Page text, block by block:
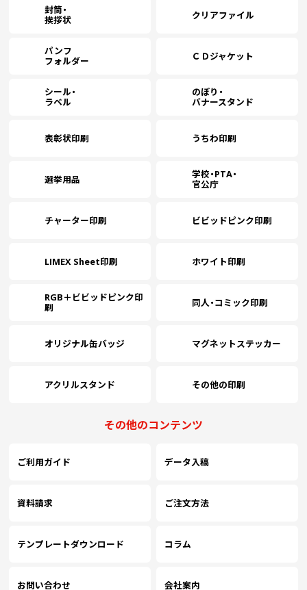
封筒・
挨拶状
クリアファイル
パンフ
フォルダー
ＣＤジャケット
シール・
ラベル
のぼり・
バナースタンド
表彰状印刷 うちわ印刷
選挙用品
学校・PTA・
官公庁
チャーター印刷 ビビッドピンク印刷
LIMEX Sheet印刷 ホワイト印刷
RGB＋ビビッドピンク印
刷
同人・コミック印刷
オリジナル缶バッジ マグネットステッカー
アクリルスタンド その他の印刷
その他のコンテンツ
ご利用ガイド データ入稿
資料請求 ご注文方法
テンプレートダウンロード コラム
お問い合わせ 会社案内